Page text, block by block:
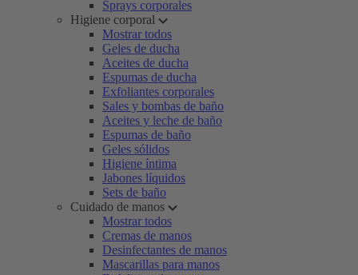
Sprays corporales
Higiene corporal
Mostrar todos
Geles de ducha
Aceites de ducha
Espumas de ducha
Exfoliantes corporales
Sales y bombas de baño
Aceites y leche de baño
Espumas de baño
Geles sólidos
Higiene íntima
Jabones líquidos
Sets de baño
Cuidado de manos
Mostrar todos
Cremas de manos
Desinfectantes de manos
Mascarillas para manos